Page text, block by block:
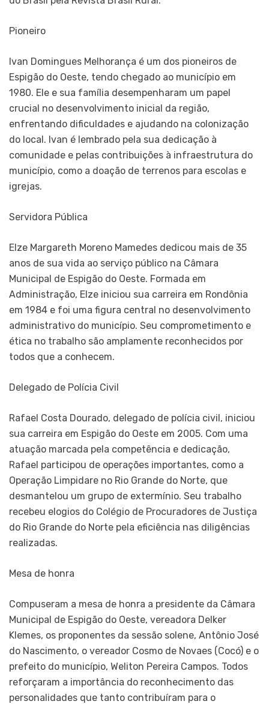
Pioneiro
Ivan Domingues Melhorança é um dos pioneiros de
Espigão do Oeste, tendo chegado ao município em
1980. Ele e sua família desempenharam um papel
crucial no desenvolvimento inicial da região,
enfrentando dificuldades e ajudando na colonização
do local. Ivan é lembrado pela sua dedicação à
comunidade e pelas contribuições à infraestrutura do
município, como a doação de terrenos para escolas e
igrejas.
Servidora Pública
Elze Margareth Moreno Mamedes dedicou mais de 35
anos de sua vida ao serviço público na Câmara
Municipal de Espigão do Oeste. Formada em
Administração, Elze iniciou sua carreira em Rondônia
em 1984 e foi uma figura central no desenvolvimento
administrativo do município. Seu comprometimento e
ética no trabalho são amplamente reconhecidos por
todos que a conhecem.
Delegado de Polícia Civil
Rafael Costa Dourado, delegado de polícia civil, iniciou
sua carreira em Espigão do Oeste em 2005. Com uma
atuação marcada pela competência e dedicação,
Rafael participou de operações importantes, como a
Operação Limpidare no Rio Grande do Norte, que
desmantelou um grupo de extermínio. Seu trabalho
recebeu elogios do Colégio de Procuradores de Justiça
do Rio Grande do Norte pela eficiência nas diligências
realizadas.
Mesa de honra
Compuseram a mesa de honra a presidente da Câmara
Municipal de Espigão do Oeste, vereadora Delker
Klemes, os proponentes da sessão solene, Antônio José
do Nascimento, o vereador Cosmo de Novaes (Cocó) e o
prefeito do município, Weliton Pereira Campos. Todos
reforçaram a importância do reconhecimento das
personalidades que tanto contribuíram para o